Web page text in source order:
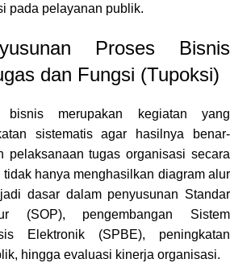
pada pelayanan publik.
Proses Bisnis
dan Fungsi (Tupoksi)
bisnis merupakan kegiatan yang
sistematis agar hasilnya benar-
pelaksanaan tugas organisasi secara
hanya menghasilkan diagram alur
dasar dalam penyusunan Standar
(SOP), pengembangan Sistem
Elektronik (SPBE), peningkatan
hingga evaluasi kinerja organisasi.